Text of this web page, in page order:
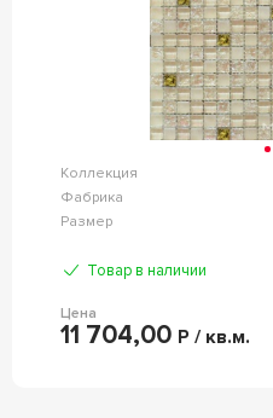
Коллекция
Фабрика
Размер
Товар в наличии
Цена
11 704,00 Р / кв.м.